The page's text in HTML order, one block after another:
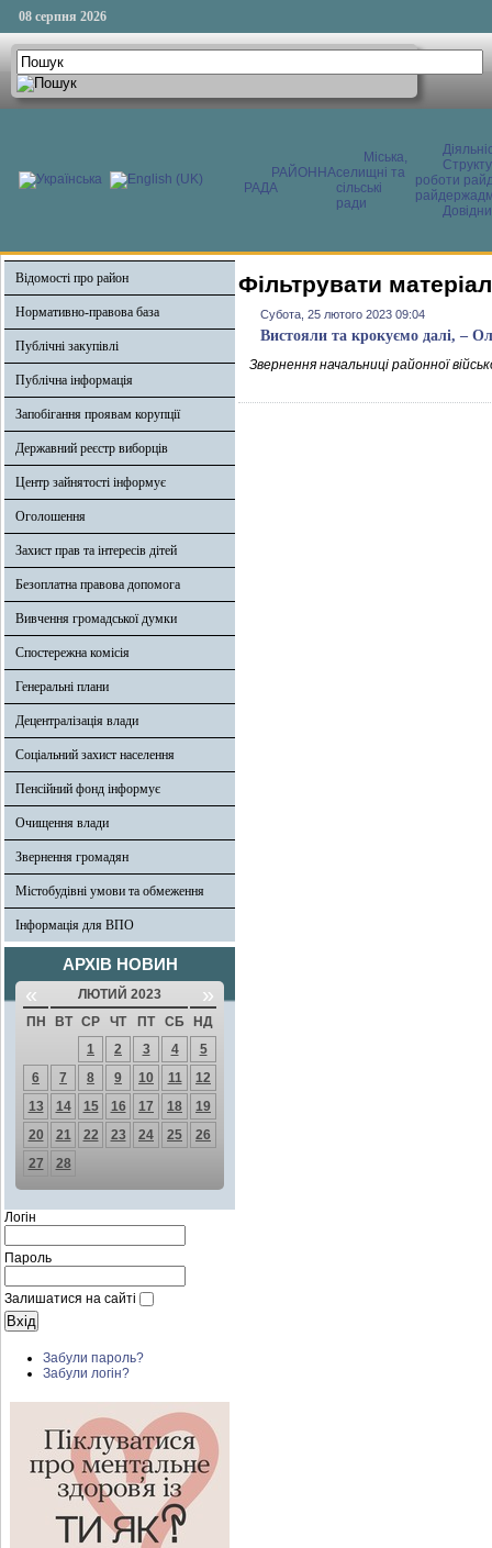
08 серпня 2026
РАЙОННА
РАДА
Міська,
селищні та
сільські
ради
роботи
Відомості про район
Нормативно-правова база
Публічні закупівлі
Публічна інформація
Запобігання проявам корупції
Державний реєстр виборців
Центр зайнятості інформує
Оголошення
Захист прав та інтересів дітей
Безоплатна правова допомога
Вивчення громадської думки
Спостережна комісія
Генеральні плани
Децентралізація влади
Соціальний захист населення
Пенсійний фонд інформує
Очищення влади
Звернення громадян
Містобудівні умови та обмеження
Інформація для ВПО
АРХІВ НОВИН
« ЛЮТИЙ 2023 »
ПН ВТ СР ЧТ ПТ СБ
НД
1
2 3 4
5
6
7 8 9 10 11
12
13
14 15 16 17 18
19
20
21 22 23 24 25
26
27
28
Логін
Пароль
Залишатися на сайті
Забули пароль?
Забули логін?
Фільтрувати
Субота, 25 лютого 2023 09:04
Вистояли та крокуємо далі, –
Звернення начальниці районної